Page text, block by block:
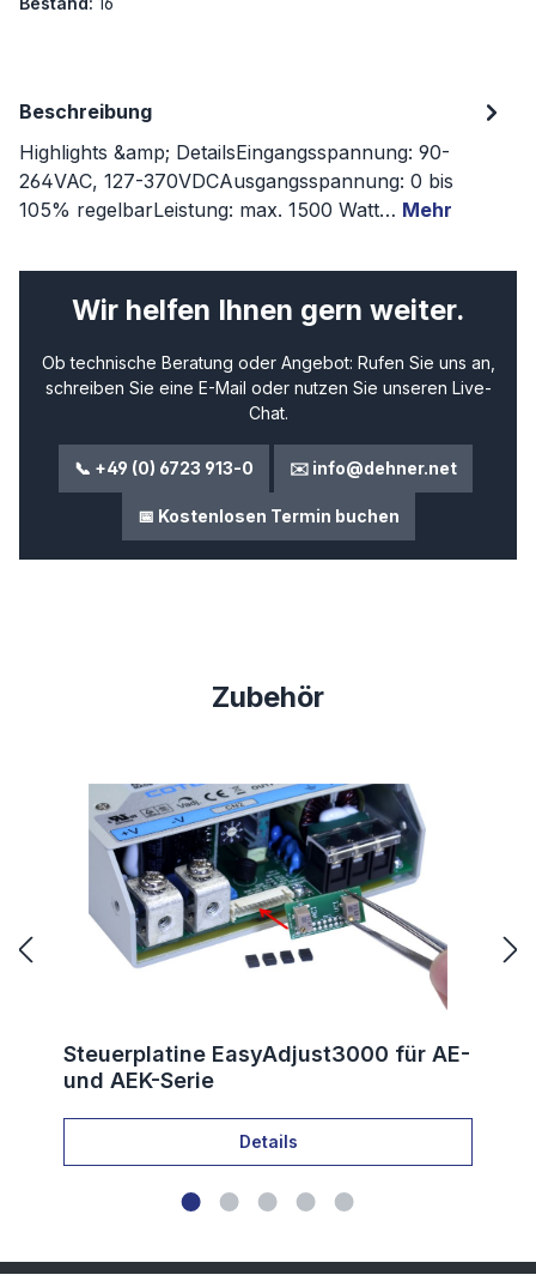
Beschreibung
Highlights &amp; DetailsEingangsspannung: 90-
264VAC, 127-370VDCAusgangsspannung: 0 bis
105% regelbarLeistung: max. 1500 Watt… Mehr
Wir helfen Ihnen gern weiter.
Ob technische Beratung oder Angebot: Rufen Sie uns an,
schreiben Sie eine E-Mail oder nutzen Sie unseren Live-
Chat.
📞 +49 (0) 6723 913-0 ✉️ info@dehner.net
📅 Kostenlosen Termin buchen
Produktgalerie überspringenZubehör
Steuerplatine EasyAdjust3000 für AE-
und AEK-Serie
Details